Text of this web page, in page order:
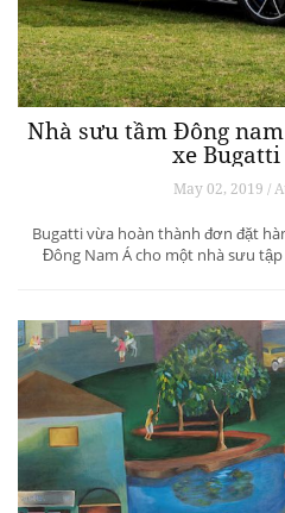
Nhà sưu tầm Đông
xe
May 02, 2019 /
Bugatti vừa hoàn thành đơn đặt
Đông Nam Á cho một nhà sưu